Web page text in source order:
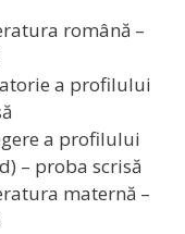
română –
a profilului
a profilului
– proba scrisă
maternă –